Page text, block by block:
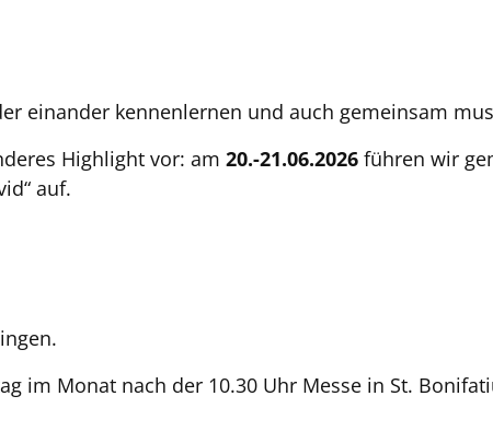
einander kennenlernen und auch gemeinsam
Highlight vor: am 20.-21.06.2026 führen wir
auf.
im Monat nach der 10.30 Uhr Messe in St.